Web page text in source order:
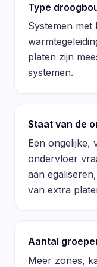
Type
Systemen met
platen zijn
systemen.
Staat van de
Een ongelijke,
ondervloer
aan
van extra
Aantal
Meer zones,